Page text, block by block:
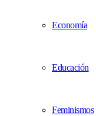
Economía
Educación
Feminismos